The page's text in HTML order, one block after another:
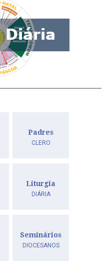
Padres
CLERO
Liturgia
DIÁRIA
Seminários
DIOCESANOS